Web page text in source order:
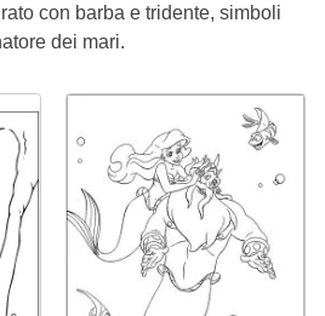
con barba e tridente, simboli
dei mari.